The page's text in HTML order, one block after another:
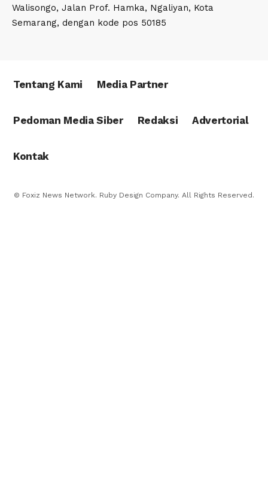
Walisongo, Jalan Prof. Hamka, Ngaliyan, Kota
Semarang, dengan kode pos 50185
Tentang Kami Media Partner
Pedoman Media Siber Redaksi Advertorial
Kontak
© Foxiz News Network. Ruby Design Company. All Rights Reserved.